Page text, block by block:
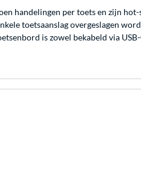
handelingen per toets en zijn
toetsaanslag overgeslagen
is zowel bekabeld via